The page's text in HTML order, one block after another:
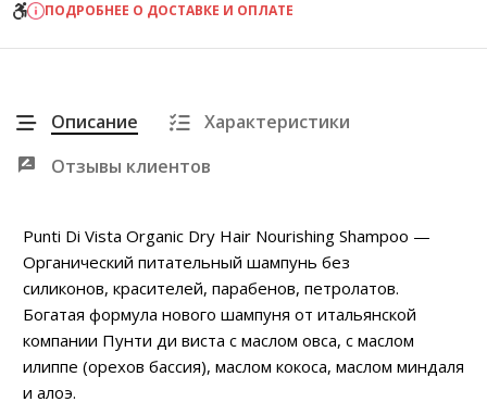
ПОДРОБНЕЕ О ДОСТАВКЕ И ОПЛАТЕ
Описание
Характеристики
Отзывы клиентов
Punti Di Vista Organic Dry Hair Nourishing Shampoo —
Органический питательный шампунь без
силиконов, красителей, парабенов, петролатов.
Богатая формула нового шампуня от итальянской
компании Пунти ди виста с маслом овса, с маслом
илиппе (орехов бассия), маслом кокоса, маслом миндаля
и алоэ.